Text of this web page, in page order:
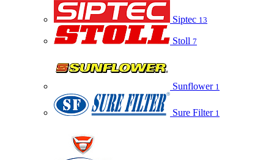
Siptec 13
Stoll 7
Sunflower 1
Sure Filter 1